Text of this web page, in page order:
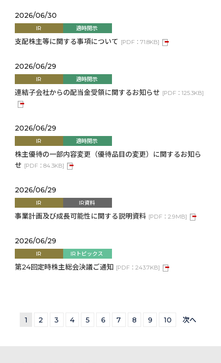
2026/06/30
IR 適時開示
支配株主等に関する事項について [PDF： 71.8KB]
2026/06/29
IR 適時開示
連結子会社からの配当金受領に関するお知らせ [PDF： 125.3KB]
2026/06/29
IR 適時開示
株主優待の一部内容変更（優待品目の変更）に関するお知ら
せ [PDF： 84.3KB]
2026/06/29
IR IR資料
事業計画及び成長可能性に関する説明資料 [PDF： 2.9MB]
2026/06/29
IR IRトピックス
第24回定時株主総会決議ご通知 [PDF： 243.7KB]
1 2 3 4 5 6 7 8 9 10 次へ